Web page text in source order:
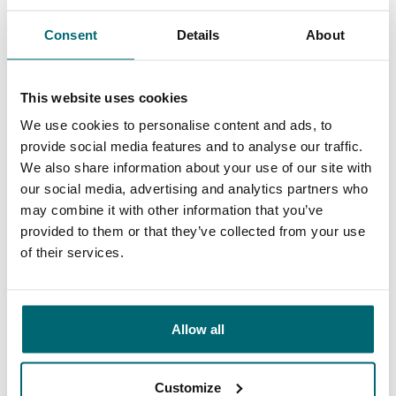
Consent Details About
This website uses cookies
We use cookies to personalise content and ads, to
provide social media features and to analyse our traffic.
We also share information about your use of our site with
our social media, advertising and analytics partners who
may combine it with other information that you’ve
provided to them or that they’ve collected from your use
of their services.
Allow all
Customize
Meine erste Wahl für Urlaube, die entspannt,
stressfrei und unkompliziert sind. The Carp
Specialist hat traumhafte Seen mit
9,4
Unser Angebot
9,3
Betreuung